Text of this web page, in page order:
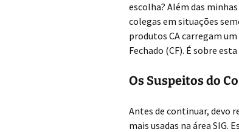
escolha? Além das
colegas em situações
produtos CA carregam
Fechado (CF). É sobre
Os Suspeitos do
Antes de continuar, devo
mais usadas na área SIG.